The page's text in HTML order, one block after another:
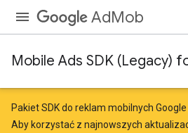
AdMob
Mobile Ads SDK (Legacy)
Pakiet SDK do reklam mobilnych
Aby korzystać z najnowszych